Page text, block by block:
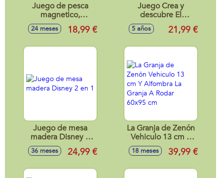
Juego de pesca
magnetico,
desarrolla la
coordinación ojo-
24 meses 18,99 €
Juego Crea y
descubre El
Espacio. Diseña un
sistema solar!
5 años 21,99 €
Juego de mesa
madera Disney 2
en 1
36 meses 24,99 €
La Granja de Zenón
Vehiculo 13 cm Y
Alfombra La Granja
A Rodar 60x95 cm
18 meses 39,99 €